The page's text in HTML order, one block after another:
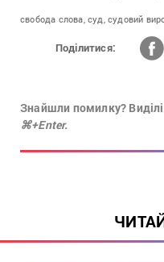
свобода слова, суд, судовий
Поділитися:
Знайшли помилку?
⌘+Enter.